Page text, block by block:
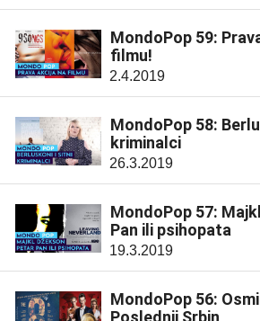
MondoPop 59:
filmu!
2.4.2019
MondoPop 58:
kriminalci
26.3.2019
MondoPop 57:
Pan ili psihopata
19.3.2019
MondoPop 56: